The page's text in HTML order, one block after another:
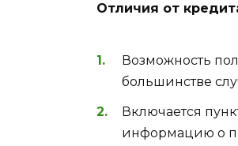
Отличия от
Возможность
большинстве
Включается
информацию о